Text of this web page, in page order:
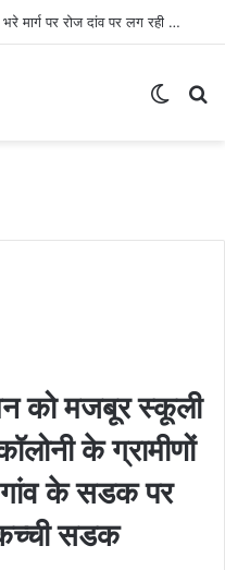
धर्मजयगढ़ में सड़क बनी मुसीबत: गड्ढों से भरे मार्ग पर रोज दांव पर लग रही लोगों की जान
को मजबूर स्कूली
के ग्रामीणों
गांव के सडक पर
सडक